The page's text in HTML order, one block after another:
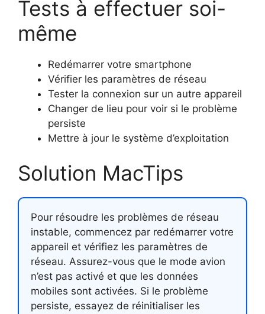
Tests à effectuer soi-
même
Redémarrer votre smartphone
Vérifier les paramètres de réseau
Tester la connexion sur un autre appareil
Changer de lieu pour voir si le problème
persiste
Mettre à jour le système d’exploitation
Solution MacTips
Pour résoudre les problèmes de réseau
instable, commencez par redémarrer votre
appareil et vérifiez les paramètres de
réseau. Assurez-vous que le mode avion
n’est pas activé et que les données
mobiles sont activées. Si le problème
persiste, essayez de réinitialiser les